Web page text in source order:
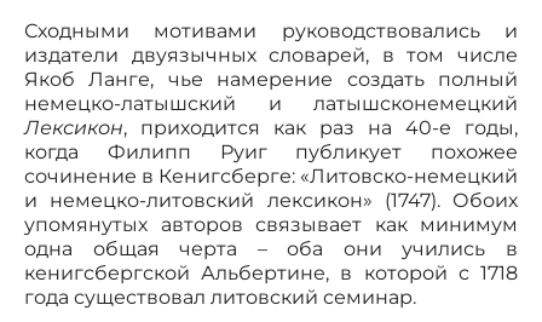
Сходными мотивами руководствовались и
издатели двуязычных словарей, в том числе
Якоб Ланге, чье намерение создать полный
немецко-латышский и латышсконемецкий
Лексикон, приходится как раз на 40-е годы,
когда Филипп Руиг публикует похожее
сочинение в Кенигсберге: «Литовско-немецкий
и немецко-литовский лексикон» (1747). Обоих
упомянутых авторов связывает как минимум
одна общая черта – оба они учились в
кенигсбергской Альбертине, в которой с 1718
года существовал литовский семинар.